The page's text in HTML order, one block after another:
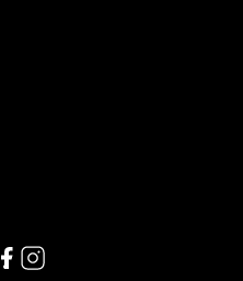
Link missing Display text from
Link missing Display text